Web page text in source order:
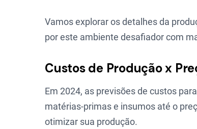
Vamos explorar os detalhes da
por este ambiente desafiador com
Custos de Produção x
Em 2024, as previsões de custos
matérias-primas e insumos até o
otimizar sua produção.